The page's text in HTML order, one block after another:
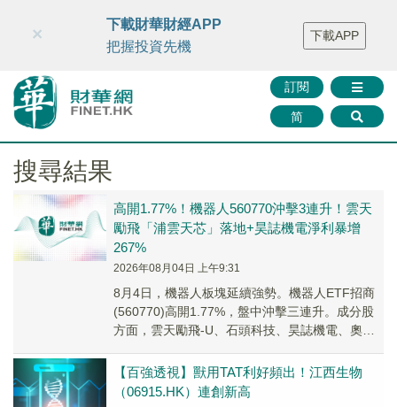
財華智庫網 FINTV FINMETA 財華證券 媒體矩陣
智庫沙龍
聯絡我們
訂閱
简
×
下載財華財經APP
把握投資先機
下載APP
搜尋結果
高開1.77%！機器人560770沖擊3連升！雲天
勵飛「浦雲天芯」落地+昊誌機電淨利暴增
267%
2026年08月04日 上午9:31
8月4日，機器人板塊延續強勢。機器人ETF招商
(560770)高開1.77%，盤中沖擊三連升。成分股
方面，雲天勵飛-U、石頭科技、昊誌機電、奧比
【百強透視】獸用TAT利好頻出！江西生物
（06915.HK）連創新高